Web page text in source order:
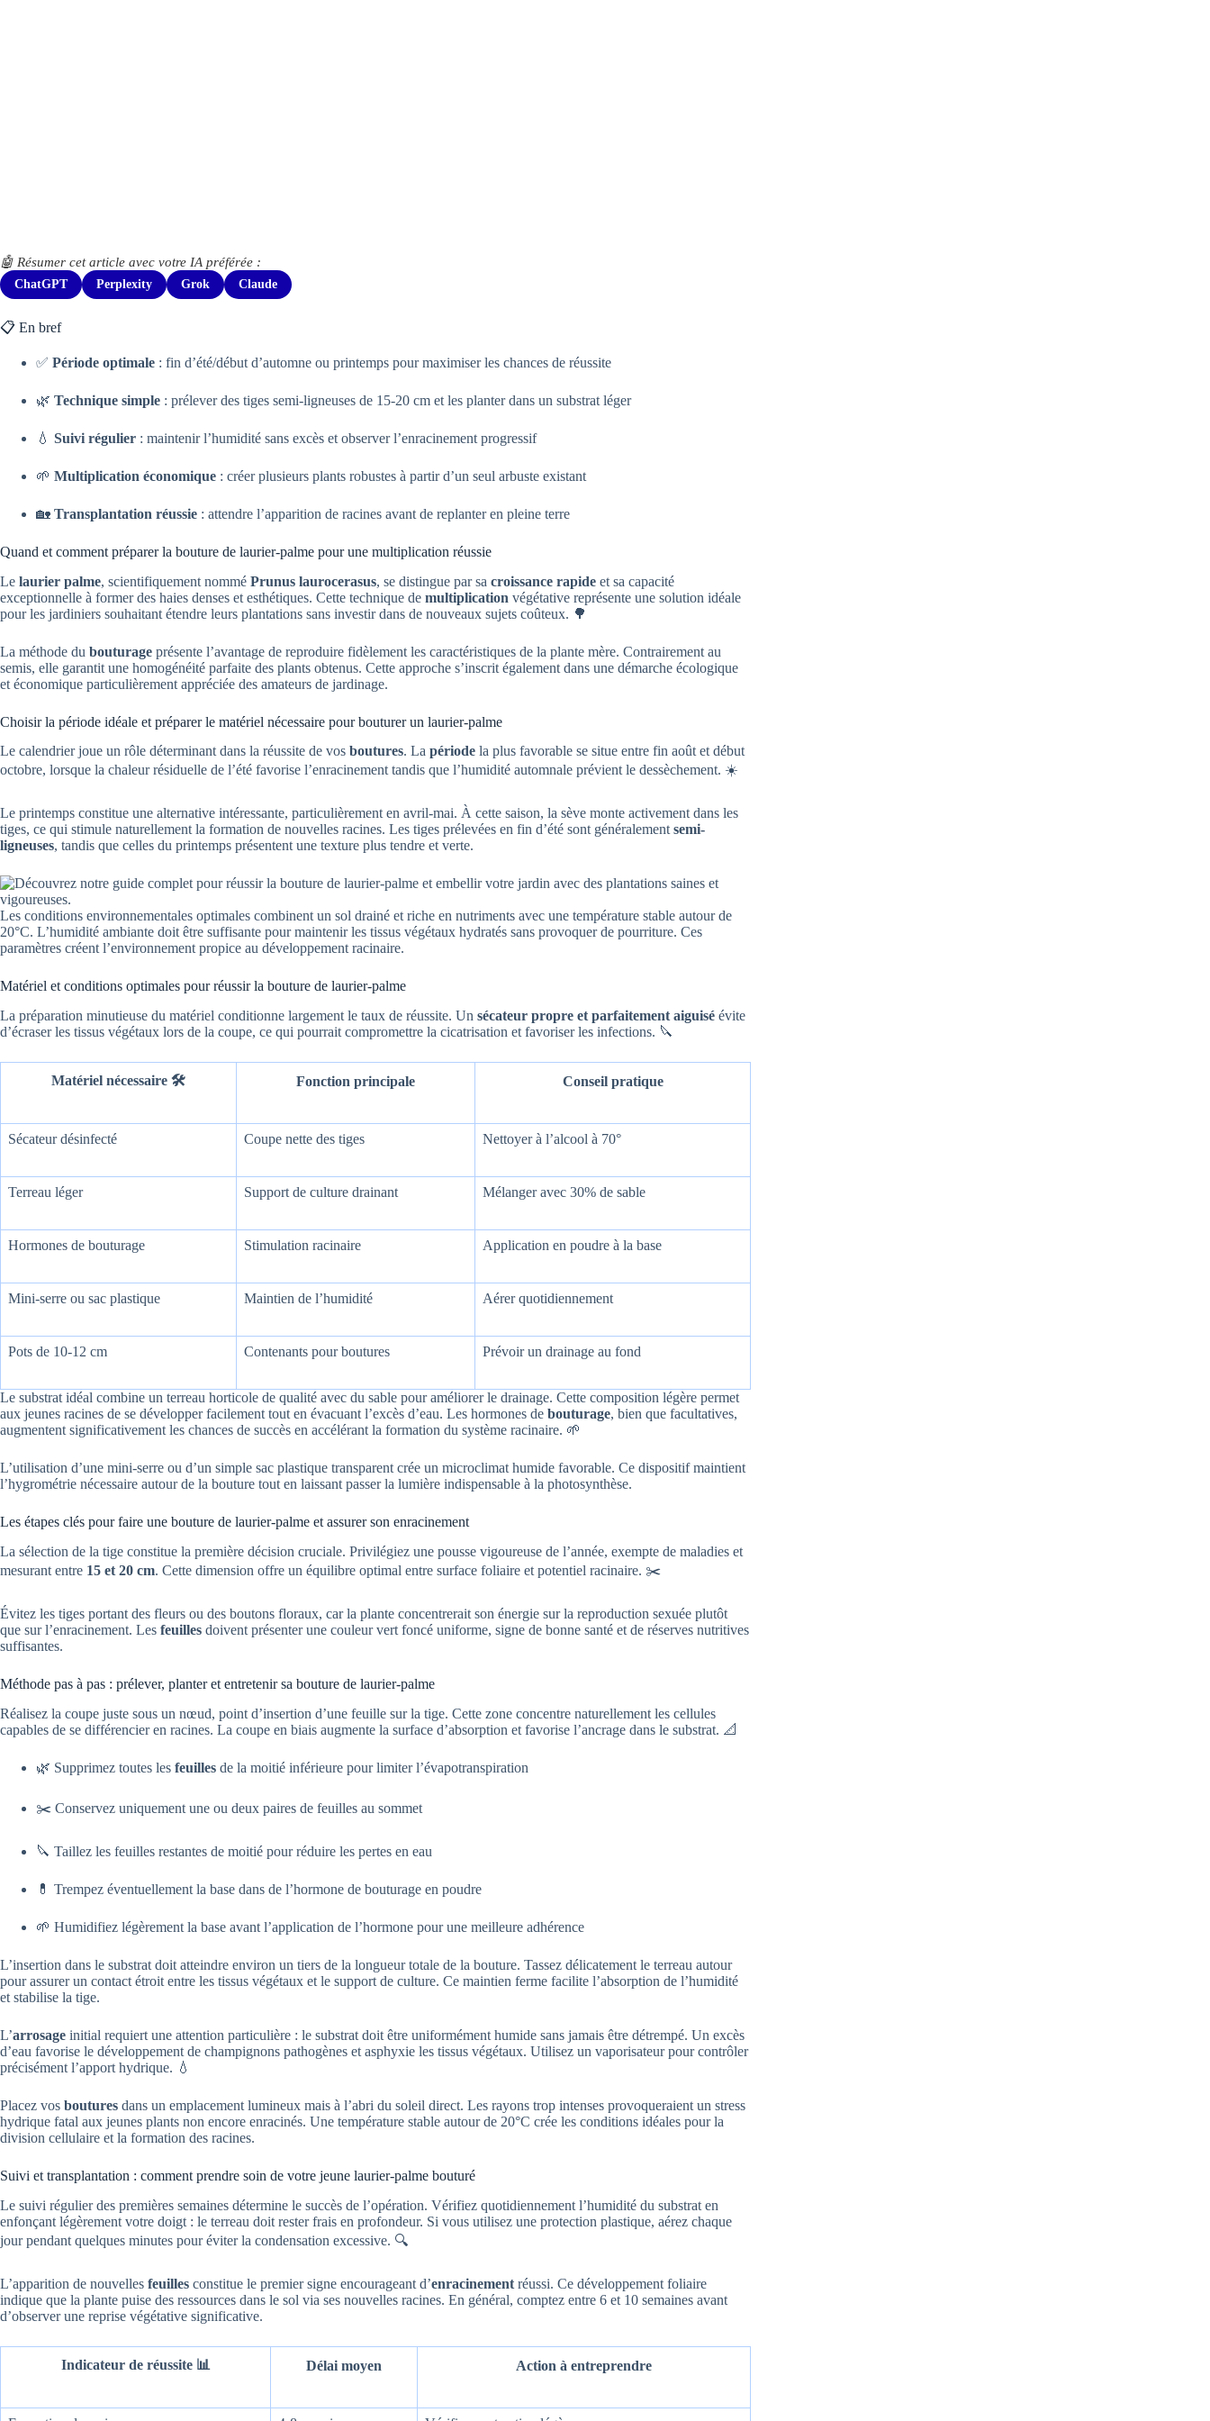
🤖 Résumer cet article avec votre IA préférée :
ChatGPT Perplexity Grok Claude
📋 En bref
✅ Période optimale : fin d’été/début d’automne ou printemps pour maximiser les chances de réussite
🌿 Technique simple : prélever des tiges semi-ligneuses de 15-20 cm et les planter dans un substrat léger
💧 Suivi régulier : maintenir l’humidité sans excès et observer l’enracinement progressif
🌱 Multiplication économique : créer plusieurs plants robustes à partir d’un seul arbuste existant
🏡 Transplantation réussie : attendre l’apparition de racines avant de replanter en pleine terre
Quand et comment préparer la bouture de laurier-palme pour une multiplication réussie
Le laurier palme, scientifiquement nommé Prunus laurocerasus, se distingue par sa croissance rapide et sa capacité
exceptionnelle à former des haies denses et esthétiques. Cette technique de multiplication végétative représente une solution idéale
pour les jardiniers souhaitant étendre leurs plantations sans investir dans de nouveaux sujets coûteux. 🌳
La méthode du bouturage présente l’avantage de reproduire fidèlement les caractéristiques de la plante mère. Contrairement au
semis, elle garantit une homogénéité parfaite des plants obtenus. Cette approche s’inscrit également dans une démarche écologique
et économique particulièrement appréciée des amateurs de jardinage.
Choisir la période idéale et préparer le matériel nécessaire pour bouturer un laurier-palme
Le calendrier joue un rôle déterminant dans la réussite de vos boutures. La période la plus favorable se situe entre fin août et début
octobre, lorsque la chaleur résiduelle de l’été favorise l’enracinement tandis que l’humidité automnale prévient le dessèchement. ☀️
Le printemps constitue une alternative intéressante, particulièrement en avril-mai. À cette saison, la sève monte activement dans les
tiges, ce qui stimule naturellement la formation de nouvelles racines. Les tiges prélevées en fin d’été sont généralement semi-
ligneuses, tandis que celles du printemps présentent une texture plus tendre et verte.
Les conditions environnementales optimales combinent un sol drainé et riche en nutriments avec une température stable autour de
20°C. L’humidité ambiante doit être suffisante pour maintenir les tissus végétaux hydratés sans provoquer de pourriture. Ces
paramètres créent l’environnement propice au développement racinaire.
Matériel et conditions optimales pour réussir la bouture de laurier-palme
La préparation minutieuse du matériel conditionne largement le taux de réussite. Un sécateur propre et parfaitement aiguisé évite
d’écraser les tissus végétaux lors de la coupe, ce qui pourrait compromettre la cicatrisation et favoriser les infections. 🔪
Matériel nécessaire 🛠️ Fonction principale Conseil pratique
Sécateur désinfecté Coupe nette des tiges Nettoyer à l’alcool à 70°
Terreau léger Support de culture drainant Mélanger avec 30% de sable
Hormones de bouturage Stimulation racinaire Application en poudre à la base
Mini-serre ou sac plastique Maintien de l’humidité Aérer quotidiennement
Pots de 10-12 cm Contenants pour boutures Prévoir un drainage au fond
Le substrat idéal combine un terreau horticole de qualité avec du sable pour améliorer le drainage. Cette composition légère permet
aux jeunes racines de se développer facilement tout en évacuant l’excès d’eau. Les hormones de bouturage, bien que facultatives,
augmentent significativement les chances de succès en accélérant la formation du système racinaire. 🌱
L’utilisation d’une mini-serre ou d’un simple sac plastique transparent crée un microclimat humide favorable. Ce dispositif maintient
l’hygrométrie nécessaire autour de la bouture tout en laissant passer la lumière indispensable à la photosynthèse.
Les étapes clés pour faire une bouture de laurier-palme et assurer son enracinement
La sélection de la tige constitue la première décision cruciale. Privilégiez une pousse vigoureuse de l’année, exempte de maladies et
mesurant entre 15 et 20 cm. Cette dimension offre un équilibre optimal entre surface foliaire et potentiel racinaire. ✂️
Évitez les tiges portant des fleurs ou des boutons floraux, car la plante concentrerait son énergie sur la reproduction sexuée plutôt
que sur l’enracinement. Les feuilles doivent présenter une couleur vert foncé uniforme, signe de bonne santé et de réserves nutritives
suffisantes.
Méthode pas à pas : prélever, planter et entretenir sa bouture de laurier-palme
Réalisez la coupe juste sous un nœud, point d’insertion d’une feuille sur la tige. Cette zone concentre naturellement les cellules
capables de se différencier en racines. La coupe en biais augmente la surface d’absorption et favorise l’ancrage dans le substrat. 📐
🌿 Supprimez toutes les feuilles de la moitié inférieure pour limiter l’évapotranspiration
✂️ Conservez uniquement une ou deux paires de feuilles au sommet
🔪 Taillez les feuilles restantes de moitié pour réduire les pertes en eau
💊 Trempez éventuellement la base dans de l’hormone de bouturage en poudre
🌱 Humidifiez légèrement la base avant l’application de l’hormone pour une meilleure adhérence
L’insertion dans le substrat doit atteindre environ un tiers de la longueur totale de la bouture. Tassez délicatement le terreau autour
pour assurer un contact étroit entre les tissus végétaux et le support de culture. Ce maintien ferme facilite l’absorption de l’humidité
et stabilise la tige.
L’arrosage initial requiert une attention particulière : le substrat doit être uniformément humide sans jamais être détrempé. Un excès
d’eau favorise le développement de champignons pathogènes et asphyxie les tissus végétaux. Utilisez un vaporisateur pour contrôler
précisément l’apport hydrique. 💧
Placez vos boutures dans un emplacement lumineux mais à l’abri du soleil direct. Les rayons trop intenses provoqueraient un stress
hydrique fatal aux jeunes plants non encore enracinés. Une température stable autour de 20°C crée les conditions idéales pour la
division cellulaire et la formation des racines.
Suivi et transplantation : comment prendre soin de votre jeune laurier-palme bouturé
Le suivi régulier des premières semaines détermine le succès de l’opération. Vérifiez quotidiennement l’humidité du substrat en
enfonçant légèrement votre doigt : le terreau doit rester frais en profondeur. Si vous utilisez une protection plastique, aérez chaque
jour pendant quelques minutes pour éviter la condensation excessive. 🔍
L’apparition de nouvelles feuilles constitue le premier signe encourageant d’enracinement réussi. Ce développement foliaire
indique que la plante puise des ressources dans le sol via ses nouvelles racines. En général, comptez entre 6 et 10 semaines avant
d’observer une reprise végétative significative.
Indicateur de réussite 📊 Délai moyen Action à entreprendre